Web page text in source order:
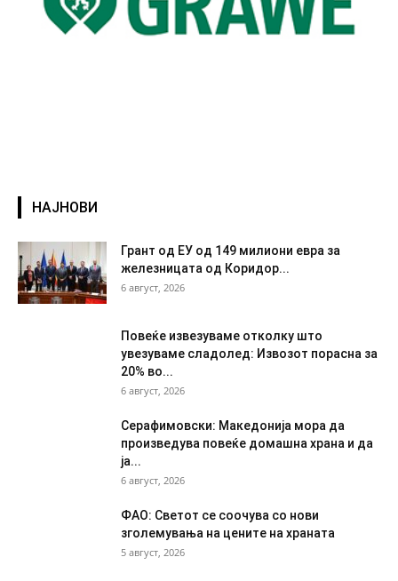
НАЈНОВИ
Грант од ЕУ од 149 милиони евра за
железницата од Коридор...
6 август, 2026
Повеќе извезуваме отколку што
увезуваме сладолед: Извозот порасна за
20% во...
6 август, 2026
Серафимовски: Македонија мора да
произведува повеќе домашна храна и да
ја...
6 август, 2026
ФАО: Светот се соочува со нови
зголемувања на цените на храната
5 август, 2026